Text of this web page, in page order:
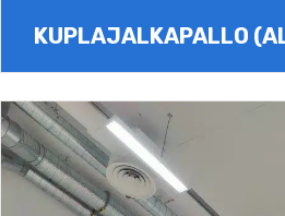
KUPLAJALKAPALLO